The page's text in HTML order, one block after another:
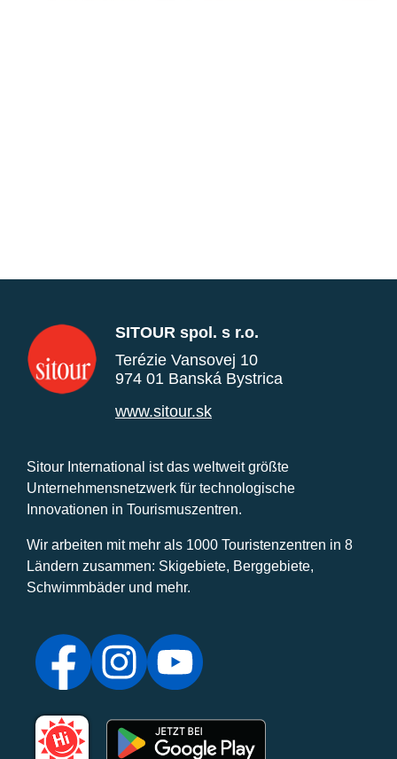
SITOUR spol. s r.o.
Terézie Vansovej 10
974 01 Banská Bystrica
www.sitour.sk
Sitour International ist das weltweit größte
Unternehmensnetzwerk für technologische
Innovationen in Tourismuszentren.
Wir arbeiten mit mehr als 1000 Touristenzentren in 8
Ländern zusammen: Skigebiete, Berggebiete,
Schwimmbäder und mehr.